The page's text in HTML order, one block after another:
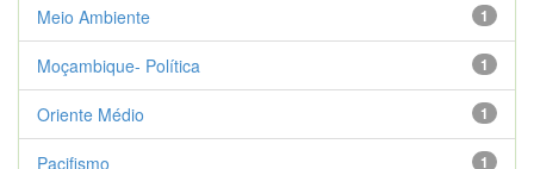
1
Meio Ambiente
1
Moçambique- Política
1
Oriente Médio
1
Pacifismo